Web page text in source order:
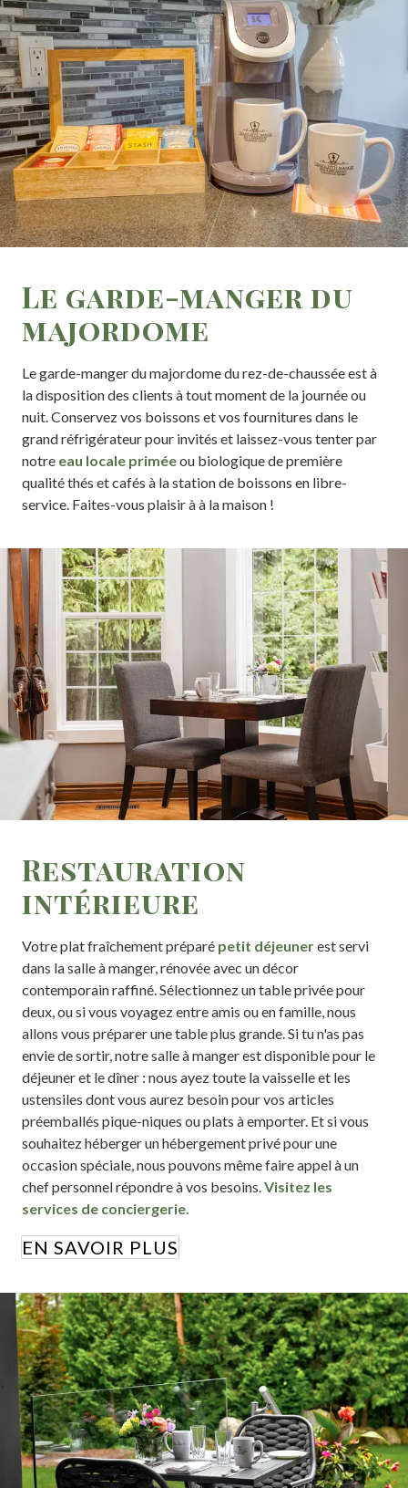
Le garde-manger du
majordome
Le garde-manger du majordome du rez-de-chaussée est à
la disposition des clients à tout moment de la journée ou
nuit. Conservez vos boissons et vos fournitures dans le
grand réfrigérateur pour invités et laissez-vous tenter par
notre eau locale priméeou biologique de première
qualité thés et cafés à la station de boissons en libre-
service. Faites-vous plaisir à à la maison !
Restauration
intérieure
Votre plat fraîchement préparé petit déjeunerest servi
dans la salle à manger, rénovée avec un décor
contemporain raffiné. Sélectionnez un table privée pour
deux, ou si vous voyagez entre amis ou en famille, nous
allons vous préparer une table plus grande. Si tu n'as pas
envie de sortir, notre salle à manger est disponible pour le
déjeuner et le dîner : nous ayez toute la vaisselle et les
ustensiles dont vous aurez besoin pour vos articles
préemballés pique-niques ou plats à emporter. Et si vous
souhaitez héberger un hébergement privé pour une
occasion spéciale, nous pouvons même faire appel à un
chef personnel répondre à vos besoins.Visitez les
services de conciergerie.
EN SAVOIR PLUS